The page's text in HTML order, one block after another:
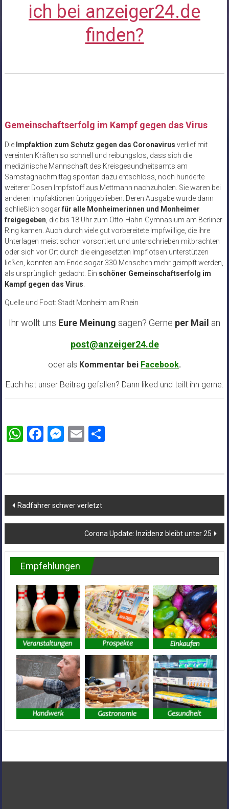
ich bei anzeiger24.de
finden?
Gemeinschaftserfolg im Kampf gegen das Virus
Die Impfaktion zum Schutz gegen das Coronavirus verlief mit
vereinten Kräften so schnell und reibungslos, dass sich die
medizinische Mannschaft des Kreisgesundheitsamts am
Samstagnachmittag spontan dazu entschloss, noch hunderte
weiterer Dosen Impfstoff aus Mettmann nachzuholen. Sie waren bei
anderen Impfaktionen übriggeblieben. Deren Ausgabe wurde dann
schließlich sogarfür alle Monheimerinnen und Monheimer
freigegeben , die bis 18 Uhr zum Otto-Hahn-Gymnasium am Berliner
Ring kamen. Auch durch viele gut vorbereitete Impfwillige, die ihre
Unterlagen meist schon vorsortiert und unterschrieben mitbrachten
oder sich vor Ort durch die eingesetzten Impflotsen unterstützen
ließen, konnten am Ende sogar 330 Menschen mehr geimpft werden,
als ursprünglich gedacht. Ein schöner Gemeinschaftserfolg im
Kampf gegen das Virus
Quelle und Foot: Stadt Monheim am Rhein
Ihr wollt uns Eure Meinung sagen? Gerne per Mail an
post@anzeiger24.de
oder als Kommentar bei Facebook.
Euch hat unser Beitrag gefallen? Dann liked und teilt ihn gerne.
WhatsApp
Facebook
Messenger
EmailTeilen
Beitragsnavigation
Radfahrer schwer verletzt
Corona Update: Inzidenz bleibt unter 25
Empfehlungen